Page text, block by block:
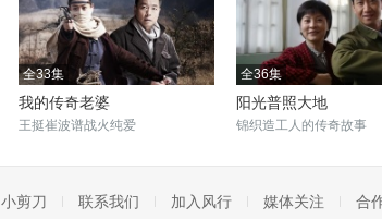
全33集
我的传奇老婆
王挺崔波谱战火纯爱
全36集
阳光普照大地
锦织造工人的传奇故事
小剪刀 联系我们 加入风行 媒体关注 合